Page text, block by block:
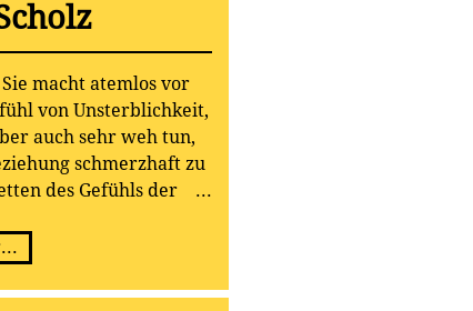
macht atemlos vor
von Unsterblichkeit,
auch sehr weh tun,
schmerzhaft zu
des Gefühls der
erste Solo-CD